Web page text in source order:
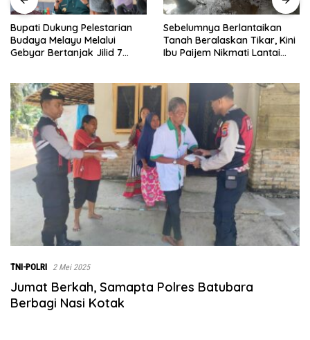
Sebelumnya Berlantaikan
Tanah Beralaskan Tikar, Kini
Ibu Paijem Nikmati Lantai
0208/Asahan
Jumat Berkah Polsek Lima
Puluh, Kapolsek Salomo
Sagala Salurkan Sembako
TNI-POLRI 2 Mei 2025
Jumat Berkah, Samapta Polres Batubara
Berbagi Nasi Kotak